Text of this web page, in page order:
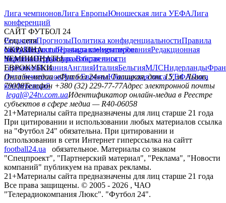
Лига чемпионовЛига ЕвропыЮношеская лига УЕФАЛига
конференций
САЙТ ФУТБОЛ 24
РедакцияПрогнозыПолитика конфиденциальностиПравила
сайтуКонтактыПравила комментированияРедакционная
политикаСтруктура собственности
Соц. сети
facebookxyoutubeinstagramtelegramviber
УКРАИНА
УкраинаПервая лигаВторая лига
ЧЕМПИОНАТЫ
ГерманияИспанияАнглияИталияБельгияМЛСНидерланды
ЕВРОКУБКИ
Лига чемпионовЛига ЕвропыЮношеская лига УЕФАЛига
конференций
Онлайн-медиа «Футбол 24»пл. Галицкая, дом. 15, м. Львов,
79008Телефон +380 (32) 229-77-77Адрес электронной почты
legal@24tv.com.uaИдентификатор онлайн-медиа в Реестре
субъектов в сфере медиа — R40-06058
21+Материалы сайта предназначены для лиц старше 21 года
При цитировании и использовании любых материалов ссылка
на "Футбол 24" обязательна. При цитировании и
использовании в сети Интернет гиперссылка на сайтт
football24.ua
обязательное. Материалы со знаком
"Спецпроект", "Партнерский материал", "Реклама", "Новости
компаний" публикуем на правах рекламы.
21+Материалы сайта предназначены для лиц старше 21 года
Все права защищены. © 2005 - 2026 , ЧАО
"Телерадиокомпания Люкс". "Футбол 24".